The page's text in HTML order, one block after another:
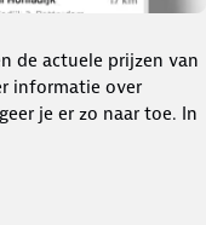
de actuele prijzen van
informatie over
je er zo naar toe. In